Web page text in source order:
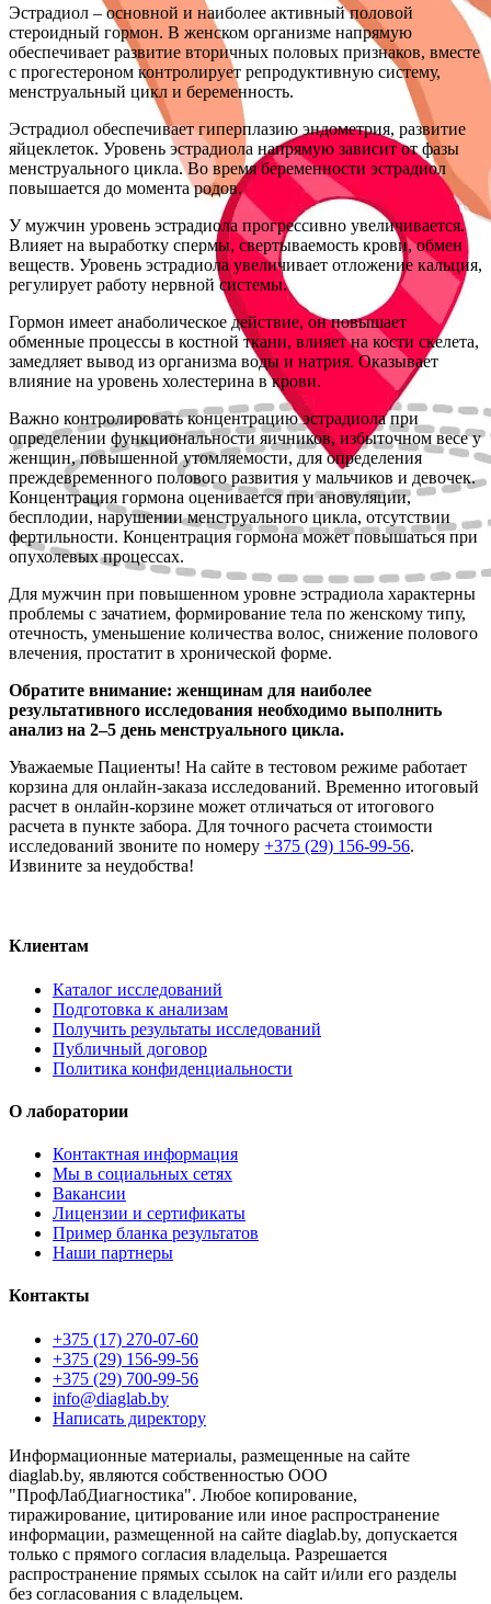
Эстрадиол – основной и наиболее активный половой
стероидный гормон. В женском организме напрямую
обеспечивает развитие вторичных половых признаков, вместе
с прогестероном контролирует репродуктивную систему,
менструальный цикл и беременность.
Эстрадиол обеспечивает гиперплазию эндометрия, развитие
яйцеклеток. Уровень эстрадиола напрямую зависит от фазы
менструального цикла. Во время беременности эстрадиол
повышается до момента родов.
У мужчин уровень эстрадиола прогрессивно увеличивается.
Влияет на выработку спермы, свертываемость крови, обмен
веществ. Уровень эстрадиола увеличивает отложение кальция,
регулирует работу нервной системы.
Гормон имеет анаболическое действие, он повышает
обменные процессы в костной ткани, влияет на кости скелета,
замедляет вывод из организма воды и натрия. Оказывает
влияние на уровень холестерина в крови.
Важно контролировать концентрацию эстрадиола при
определении функциональности яичников, избыточном весе у
женщин, повышенной утомляемости, для определения
преждевременного полового развития у мальчиков и девочек.
Концентрация гормона оценивается при ановуляции,
бесплодии, нарушении менструального цикла, отсутствии
фертильности. Концентрация гормона может повышаться при
опухолевых процессах.
Для мужчин при повышенном уровне эстрадиола характерны
проблемы с зачатием, формирование тела по женскому типу,
отечность, уменьшение количества волос, снижение полового
влечения, простатит в хронической форме.
Обратите внимание: женщинам для наиболее
результативного исследования необходимо выполнить
анализ на 2–5 день менструального цикла.
Уважаемые Пациенты! На сайте в тестовом режиме работает
корзина для онлайн-заказа исследований. Временно итоговый
расчет в онлайн-корзине может отличаться от итогового
расчета в пункте забора. Для точного расчета стоимости
исследований звоните по номеру +375 (29) 156-99-56.
Извините за неудобства!
Клиентам
Каталог исследований
Подготовка к анализам
Получить результаты исследований
Публичный договор
Политика конфиденциальности
О лаборатории
Контактная информация
Мы в социальных сетях
Вакансии
Лицензии и сертификаты
Пример бланка результатов
Наши партнеры
Контакты
+375 (17) 270-07-60
+375 (29) 156-99-56
+375 (29) 700-99-56
info@diaglab.by
Написать директору
Информационные материалы, размещенные на сайте
diaglab.by, являются собственностью ООО
"ПрофЛабДиагностика". Любое копирование,
тиражирование, цитирование или иное распространение
информации, размещенной на сайте diaglab.by, допускается
только с прямого согласия владельца. Разрешается
распространение прямых ссылок на сайт и/или его разделы
без согласования с владельцем.